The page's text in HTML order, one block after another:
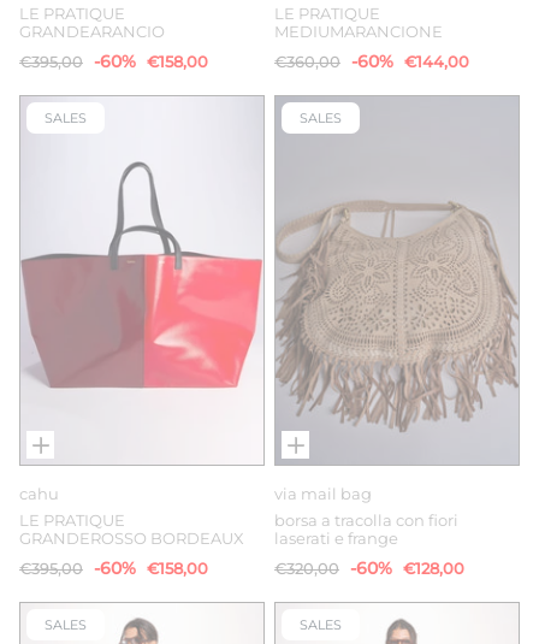
LE PRATIQUE
GRANDEARANCIO
€395,00 -60% €158,00
LE PRATIQUE
MEDIUMARANCIONE
€360,00 -60% €144,00
SALES
cahu
LE PRATIQUE
GRANDEROSSO BORDEAUX
€395,00 -60% €158,00
SALES
via mail bag
borsa a tracolla con fiori
laserati e frange
€320,00 -60% €128,00
SALES SALES